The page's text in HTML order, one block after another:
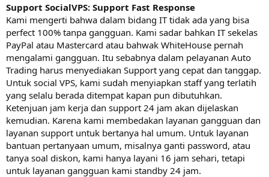
Support SocialVPS: Support Fast Response
Kami mengerti bahwa dalam bidang IT tidak ada yang bisa
perfect 100% tanpa gangguan. Kami sadar bahkan IT sekelas
PayPal atau Mastercard atau bahwak WhiteHouse pernah
mengalami gangguan. Itu sebabnya dalam pelayanan Auto
Trading harus menyediakan Support yang cepat dan tanggap.
Untuk social VPS, kami sudah menyiapkan staff yang terlatih
yang selalu berada ditempat kapan pun dibutuhkan.
Ketenjuan jam kerja dan support 24 jam akan dijelaskan
kemudian. Karena kami membedakan layanan gangguan dan
layanan support untuk bertanya hal umum. Untuk layanan
bantuan pertanyaan umum, misalnya ganti password, atau
tanya soal diskon, kami hanya layani 16 jam sehari, tetapi
untuk layanan gangguan kami standby 24 jam.